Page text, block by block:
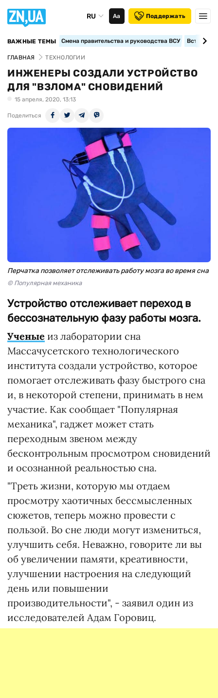
RU Аа Поддержать
ВАЖНЫЕ ТЕМЫ Смена правительства и руководства ВСУ
ГЛАВНАЯ ТЕХНОЛОГИИ
ИНЖЕНЕРЫ СОЗДАЛИ УСТРОЙСТВО
ДЛЯ "ВЗЛОМА" СНОВИДЕНИЙ
15 апреля, 2020, 13:13
Поделиться
Перчатка позволяет отслеживать работу мозга во время сна
© Популярная механика
Устройство отслеживает переход в
бессознательную фазу работы мозга.
Ученые из лаборатории сна
Массачусетского технологического
института создали устройство, которое
помогает отслеживать фазу быстрого сна
и, в некоторой степени, принимать в нем
участие. Как сообщает "Популярная
механика", гаджет может стать
переходным звеном между
бесконтрольным просмотром сновидений
и осознанной реальностью сна.
"Треть жизни, которую мы отдаем
просмотру хаотичных бессмысленных
сюжетов, теперь можно провести с
пользой. Во сне люди могут измениться,
улучшить себя. Неважно, говорите ли вы
об увеличении памяти, креативности,
улучшении настроения на следующий
день или повышении
производительности", - заявил один из
исследователей Адам Горовиц.